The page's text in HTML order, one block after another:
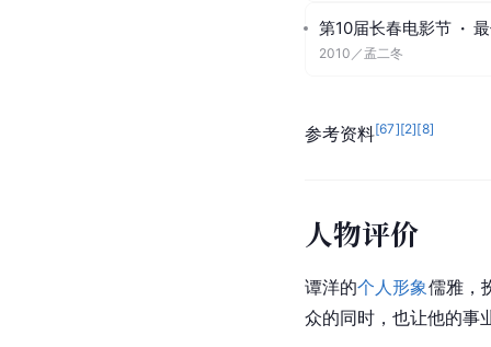
第10届长春电影节 ·
2010 ／ 孟二冬
参考资料[67][2][8]
人物评价
谭洋的个人形象儒雅，
众的同时，也让他的事